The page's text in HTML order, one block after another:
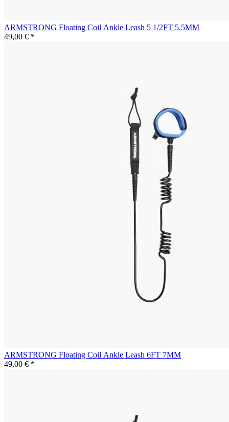
ARMSTRONG Floating Coil Ankle Leash 5 1/2FT 5.5MM
49,00 € *
ARMSTRONG Floating Coil Ankle Leash 6FT 7MM
49,00 € *